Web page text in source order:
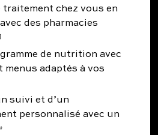
traitement chez vous en
des pharmacies
de nutrition avec
menus adaptés à vos
suivi et d’un
personnalisé avec un